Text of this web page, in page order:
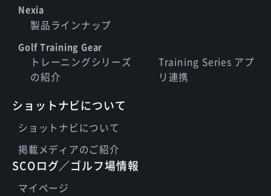
Nexia
製品ラインナップ
Golf Training Gear
トレーニングシリーズ
の紹介
Training Series アプ
リ連携
ショットナビについて
ショットナビについて
掲載メディアのご紹介
SCOログ／ゴルフ場情報
マイページ